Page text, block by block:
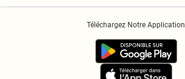
Téléchargez Notre Application